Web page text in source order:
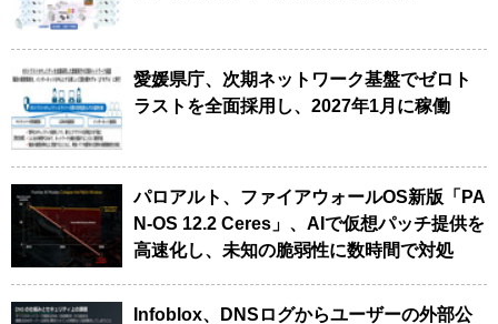
愛媛県庁、次期ネットワーク基盤でゼロト
ラストを全面採用し、2027年1月に稼働
パロアルト、ファイアウォールOS新版「PA
N-OS 12.2 Ceres」、AIで仮想パッチ提供を
高速化し、未知の脆弱性に数時間で対処
Infoblox、DNSログからユーザーの外部公